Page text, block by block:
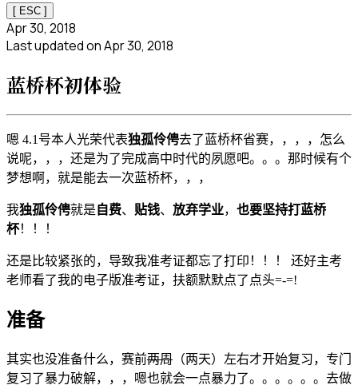
[ ESC ]
Apr 30, 2018
Last updated onApr 30, 2018
蓝桥杯初体验
嗯 4.1号本人光荣代表独孤伶俜去了蓝桥杯省赛，，，，怎么
说呢，，，还是为了完成高中时代的夙愿吧。。。那时候有个
梦想啊，就是能去一次蓝桥杯，，，
我独孤伶俜就是 自费、 贴钱、 放弃学业， 也要坚持打蓝桥
杯！！！
还是比较紧张的，导致我准考证都忘了打印！！！ 还好主考
老师看了我的电子版准考证，扶额默默点了点头=-=!
准备
其实也没准备什么，赛前两周 （两天）左右才开始复习，专门
复习了暴力破解，，，嗯也就会一点暴力了。。。。。。去做